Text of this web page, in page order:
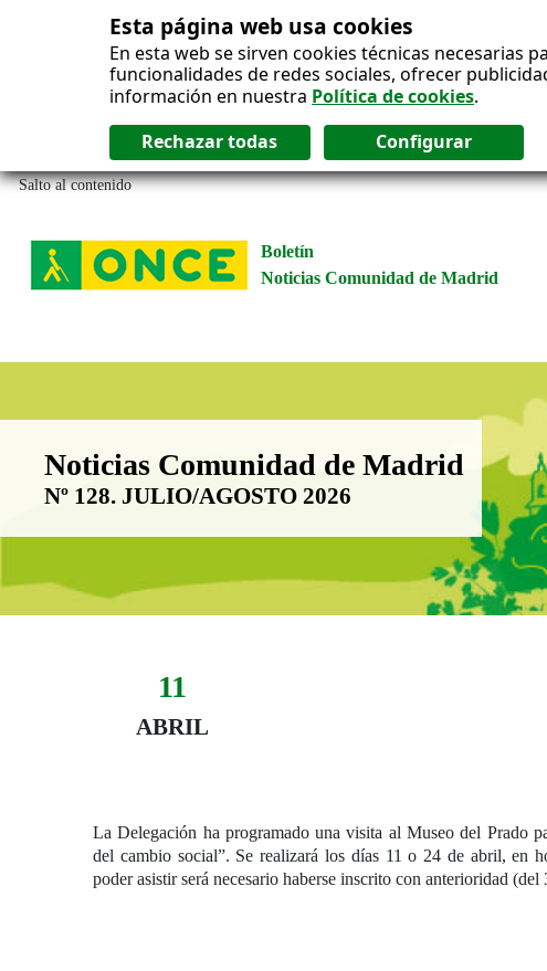
Esta página web usa cookies
En esta web se sirven cookies técnicas necesarias
funcionalidades de redes sociales, ofrecer
información en nuestra Política de cookies.
Salto al contenido
Boletín
Noticias Comunidad de Madrid
Boletín Noticias Comunidad de
Noticias Comunidad de Madrid
Nº 128. JULIO/AGOSTO 2026
Fecha del evento
11
ABRIL
11 abril
La Delegación ha programado una visita al Museo del Prado
del cambio social”. Se realizará los días 11 o 24 de abril, en
poder asistir será necesario haberse inscrito con anterioridad